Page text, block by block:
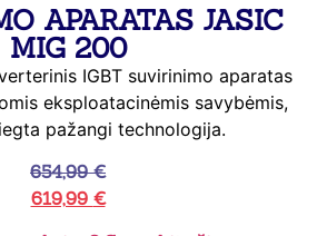
APARATAS JASIC
MIG 200
IGBT suvirinimo aparatas
eksploatacinėmis savybėmis,
pažangi technologija.
654,99€
619,99 €